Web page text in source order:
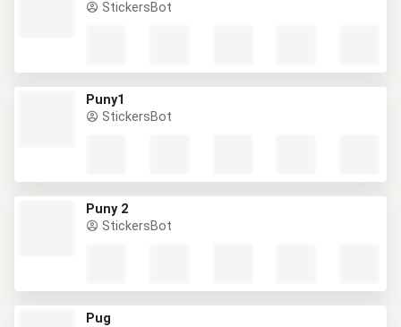
StickersBot
Puny1
StickersBot
Puny 2
StickersBot
Pug